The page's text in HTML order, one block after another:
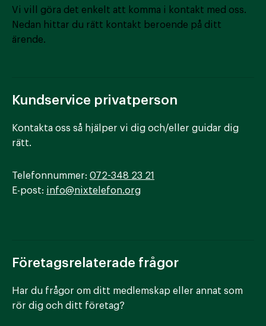
Vi vill göra det enkelt att komma i kontakt med oss.
Nedan hittar du rätt kontakt beroende på ditt
ärende.
Kundservice privatperson
Kontakta oss så hjälper vi dig och/eller guidar dig
rätt.
Telefonnummer: 072-348 23 21
E-post: info@nixtelefon.org
Företagsrelaterade frågor
Har du frågor om ditt medlemskap eller annat som
rör dig och ditt företag?